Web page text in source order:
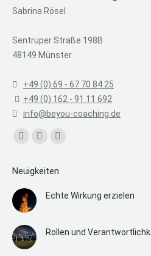
Sabrina Rösel
Sentruper Straße 198B
48149 Münster
+49 (0) 69 - 67 70 84 25
+49 (0) 162 - 91 11 692
info@beyou-coaching.de
Find us on:
opens
in
new
window
opens
in
opens
in
Neuigkeiten
Echte Wirkung erzielen
Rollen und